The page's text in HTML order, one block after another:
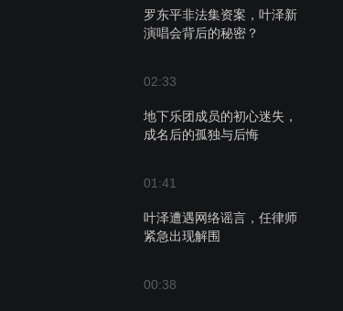
罗东平非法集资案，叶泽新
演唱会背后的秘密？
02:33
地下乐团成员的初心迷失，
成名后的孤独与后悔
01:41
叶泽遭遇网络谣言，任律师
紧急出现解围
00:38